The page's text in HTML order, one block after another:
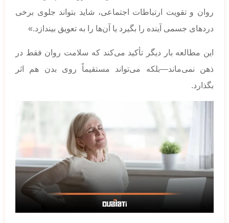
روان و تقویت ارتباطات اجتماعی، شاید بتواند جلوی برخی
دردهای جسمی آینده را بگیرد یا آن‌ها را به تعویق بیندازد.»
این مطالعه بار دیگر تأکید می‌کند که سلامت روان فقط در
ذهن نمی‌ماند—بلکه می‌تواند مستقیماً روی بدن هم اثر
بگذارد.